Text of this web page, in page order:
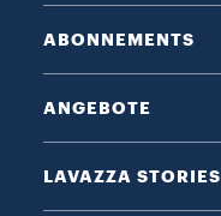
ABONNEMENTS
ANGEBOTE
LAVAZZA STORIES